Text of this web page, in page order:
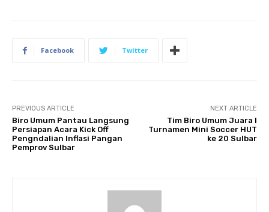
Facebook Twitter
PREVIOUS ARTICLE
Biro Umum Pantau Langsung
Persiapan Acara Kick Off
Pengndalian Inflasi Pangan
Pemprov Sulbar
NEXT ARTICLE
Tim Biro Umum Juara I
Turnamen Mini Soccer HUT
ke 20 Sulbar